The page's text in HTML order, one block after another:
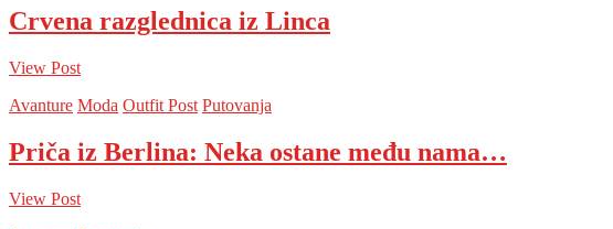
Crvena razglednica iz Linca
View Post
Avanture Moda Outfit Post Putovanja
Priča iz Berlina: Neka ostane među nama…
View Post